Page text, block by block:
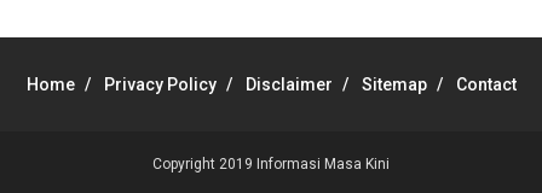
Home Privacy Policy Disclaimer Sitemap Contact
Copyright 2019 Informasi Masa Kini